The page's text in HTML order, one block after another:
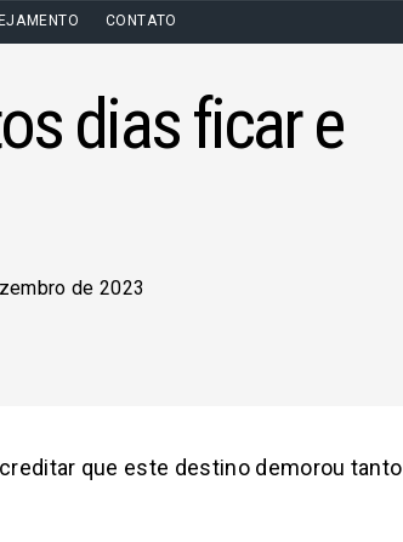
CONTATO
dias ficar e
de 2023
que este destino demorou tanto